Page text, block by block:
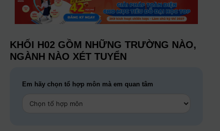
KHỐI H02 GỒM NHỮNG TRƯỜNG NÀO,
NGÀNH NÀO XÉT TUYỂN
Em hãy chọn tổ hợp môn mà em quan tâm